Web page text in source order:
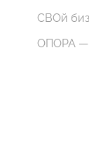
СВОй
ОПОРА —